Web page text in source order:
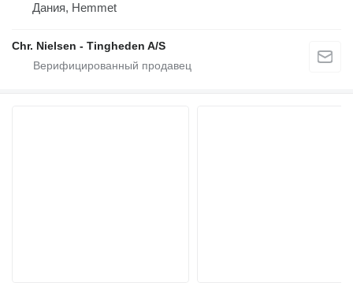
Дания, Hemmet
Chr. Nielsen - Tingheden A/S